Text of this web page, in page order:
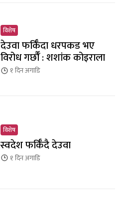
विशेष
देउवा फर्किँदा धरपकड भए
विरोध गर्छौँं : शशांक कोइराला
१ दिनअगाडि
विशेष
स्वदेश फर्किँदै देउवा
१ दिनअगाडि